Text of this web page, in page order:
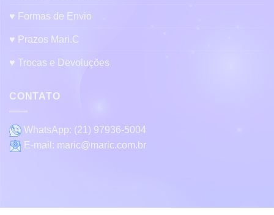
♥ Formas de Envio
♥ Prazos Mari.C
♥ Trocas e Devoluções
CONTATO
WhatsApp: (21) 97936-5004
E-mail: maric@maric.com.br